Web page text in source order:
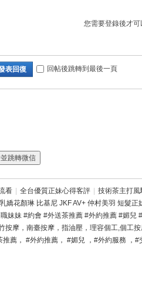
您需要登錄後才
表回復 回帖後跳轉到最後一頁
跳轉微信
看 全台優質正妹心得客評
技術茶主打風
嬌花顏琳 比基尼 JKF AV+ 仲村美羽 短髮
妹妹 #約會 #外送茶推薦 #外約推薦 #媚兒
按摩，南臺按摩，指油壓，理容個工,個工
薦， #外約推薦， #媚兒 ，#外約服務 ，